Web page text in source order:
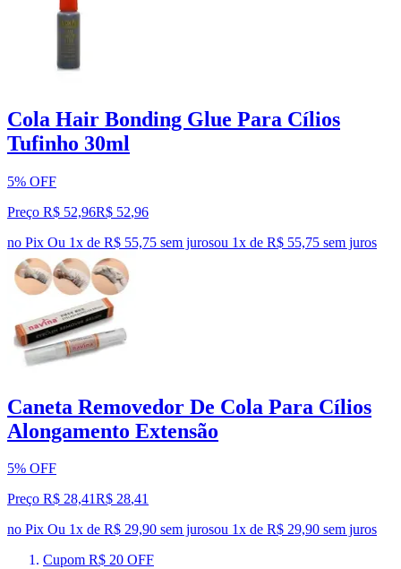
Cola Hair Bonding Glue Para Cílios
Tufinho 30ml
5% OFF
Preço R$ 52,96R$ 52,96
no Pix Ou 1x de R$ 55,75 sem jurosou 1x de R$ 55,75 sem juros
Caneta Removedor De Cola Para Cílios
Alongamento Extensão
5% OFF
Preço R$ 28,41R$ 28,41
no Pix Ou 1x de R$ 29,90 sem jurosou 1x de R$ 29,90 sem juros
Cupom R$ 20 OFF